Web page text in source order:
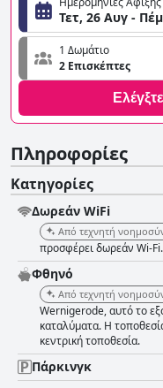
Τετ, 26 Αυγ -
1 Δωμάτιο
2 Επισκέπτες
Πληροφορίες
Κατηγορίες
Δωρεάν WiFi
Από τεχνητή
προσφέρει δωρεάν Wi-Fi.
Φθηνό
Από τεχνητή
Wernigerode, αυτό το
καταλύματα. Η
κεντρική τοποθεσία.
Πάρκινγκ